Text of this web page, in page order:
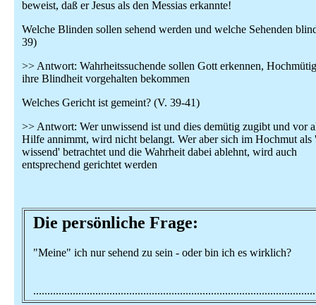
beweist, daß er Jesus als den Messias erkannte!
Welche Blinden sollen sehend werden und welche Sehenden
39)
>> Antwort: Wahrheitssuchende sollen Gott erkennen,
ihre Blindheit vorgehalten bekommen
Welches Gericht ist gemeint? (V. 39-41)
>> Antwort: Wer unwissend ist und dies demütig zugibt und vor
Hilfe annimmt, wird nicht belangt. Wer aber sich im Hochmut als
wissend' betrachtet und die Wahrheit dabei ablehnt, wird auch
entsprechend gerichtet werden
Die persönliche Frage:
"Meine" ich nur sehend zu sein - oder bin ich es wirklich?